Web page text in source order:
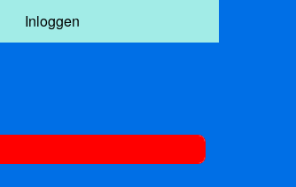
Inloggen